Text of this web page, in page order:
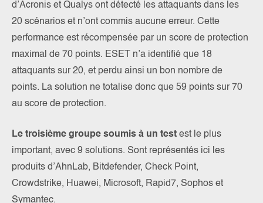
d’Acronis et Qualys ont détecté les attaquants dans les
20 scénarios et n’ont commis aucune erreur. Cette
performance est récompensée par un score de protection
maximal de 70 points. ESET n’a identifié que 18
attaquants sur 20, et perdu ainsi un bon nombre de
points. La solution ne totalise donc que 59 points sur 70
au score de protection.
Le troisième groupe soumis à un test est le plus
important, avec 9 solutions. Sont représentés ici les
produits d’AhnLab, Bitdefender, Check Point,
Crowdstrike, Huawei, Microsoft, Rapid7, Sophos et
Symantec.